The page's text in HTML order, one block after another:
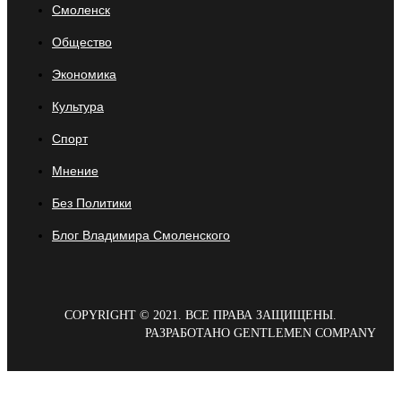
Смоленск
Общество
Экономика
Культура
Спорт
Мнение
Без Политики
Блог Владимира Смоленского
COPYRIGHT © 2021. ВСЕ ПРАВА ЗАЩИЩЕНЫ.
РАЗРАБОТАНО GENTLEMEN COMPANY